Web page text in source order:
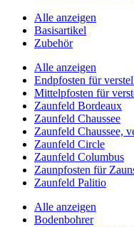
Alle anzeigen
Basisartikel
Zubehör
Alle anzeigen
Endpfosten für
Mittelpfosten für
Zaunfeld Bordeaux
Zaunfeld Chaussee
Zaunfeld Chaussee,
Zaunfeld Circle
Zaunfeld Columbus
Zaunpfosten für
Zaunfeld Palitio
Alle anzeigen
Bodenbohrer